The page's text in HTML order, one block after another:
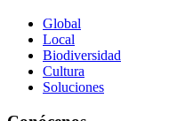
Global
Local
Biodiversidad
Cultura
Soluciones